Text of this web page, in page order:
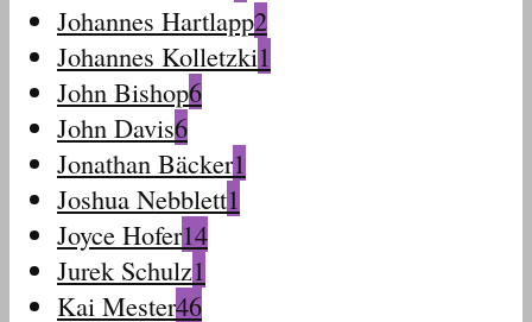
Johannes Hartlapp2
Johannes Kolletzki1
John Bishop6
John Davis6
Jonathan Bäcker1
Joshua Nebblett1
Joyce Hofer14
Jurek Schulz1
Kai Mester46